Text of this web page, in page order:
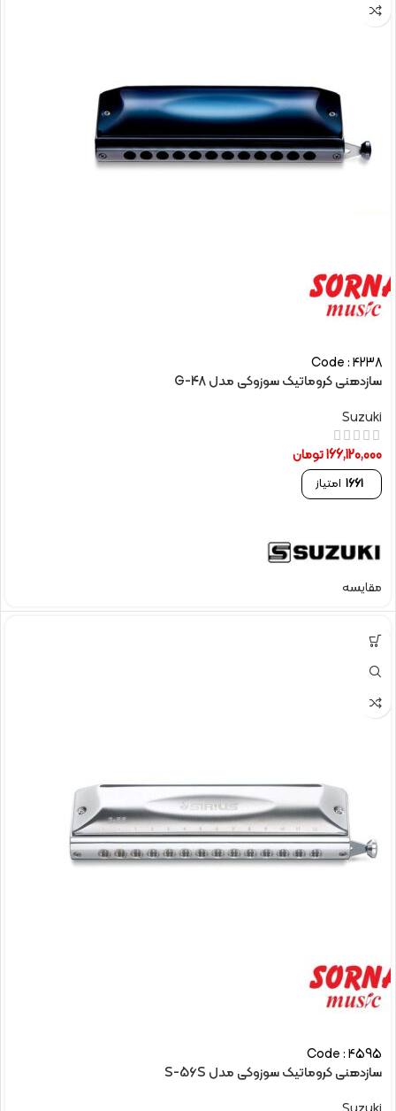
Code : 4238
سازدهنی کروماتیک سوزوکی مدل G-48
Suzuki
166,120,000تومان
1661 امتیاز
مقایسه
Code : 4595
سازدهنی کروماتیک سوزوکی مدل S-56S